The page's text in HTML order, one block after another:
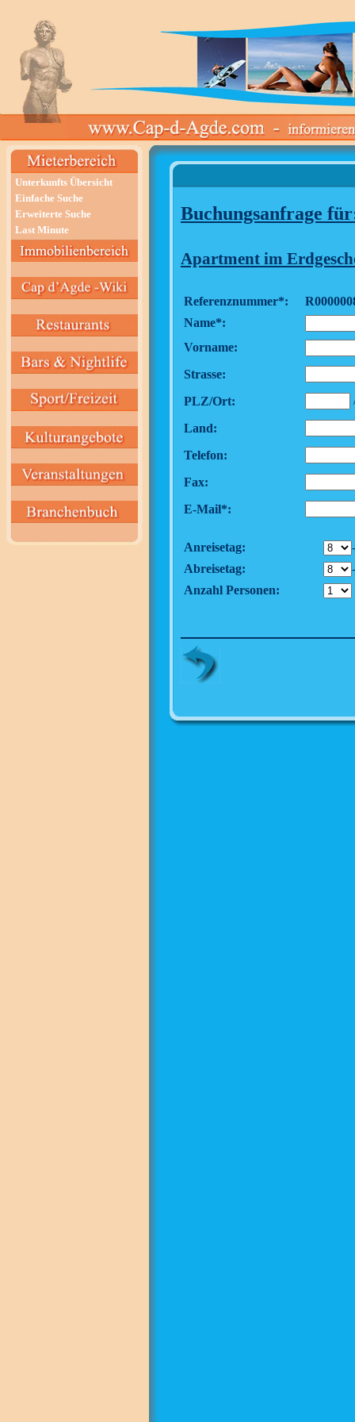
Unterkunfts Übersicht
Einfache Suche
Erweiterte Suche
Last Minute
Buchungsanfrage
Apartment im
Referenznummer*:
Name*:
Vorname:
Strasse:
PLZ/Ort:
Land:
Telefon:
Fax:
E-Mail*:
Anreisetag:
-
Abreisetag:
-
Anzahl Personen: